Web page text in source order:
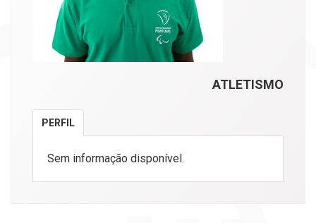
ATLETISMO
PERFIL
Sem informação disponível.